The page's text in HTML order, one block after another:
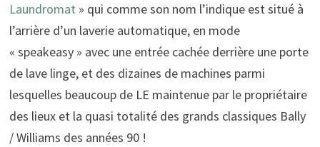
Laundromat » qui comme son nom l’indique est situé à
l’arrière d’un laverie automatique, en mode
« speakeasy » avec une entrée cachée derrière une porte
de lave linge, et des dizaines de machines parmi
lesquelles beaucoup de LE maintenue par le propriétaire
des lieux et la quasi totalité des grands classiques Bally
/ Williams des années 90 !